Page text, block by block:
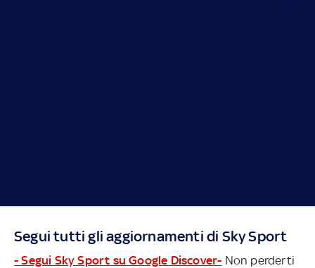
Segui tutti gli aggiornamenti di Sky Sport
- Segui Sky Sport su Google Discover- Non perderti